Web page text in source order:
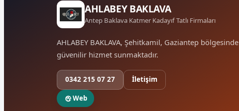
AHLABEY BAKLAVA
Antep Baklava Katmer Kadayıf Tatlı Firmaları
AHLABEY BAKLAVA, Şehitkamil, Gaziantep bölgesinde
güvenilir hizmet sunmaktadır.
0342 215 07 27 İletişim
Web